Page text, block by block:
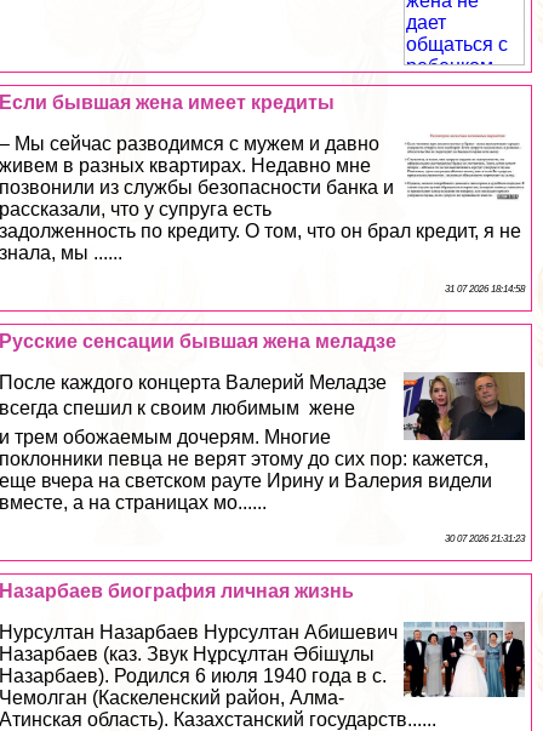
Если бывшая жена имеет кредиты
– Мы сейчас разводимся с мужем и давно
живем в разных квартирах. Недавно мне
позвонили из службы безопасности банка и
рассказали, что у супруга есть
задолженность по кредиту. О том, что он брал кредит, я не
знала, мы ......
31 07 2026 18:14:58
Русские сенсации бывшая жена меладзе
После каждого концерта Валерий Меладзе
всегда спешил к своим любимым  жене
и трем обожаемым дочерям. Многие
поклонники певца не верят этому до сих пор: кажется,
еще вчера на светском рауте Ирину и Валерия видели
вместе, а на страницах мо......
30 07 2026 21:31:23
Назарбаев биография личная жизнь
Нурсултан Назарбаев Нурсултан Абишевич
Назарбаев (каз. Звук Нұрсұлтан Әбішұлы
Назарбаев). Родился 6 июля 1940 года в с.
Чемолган (Каскеленский район, Алма-
Атинская область). Казахстанский государств......